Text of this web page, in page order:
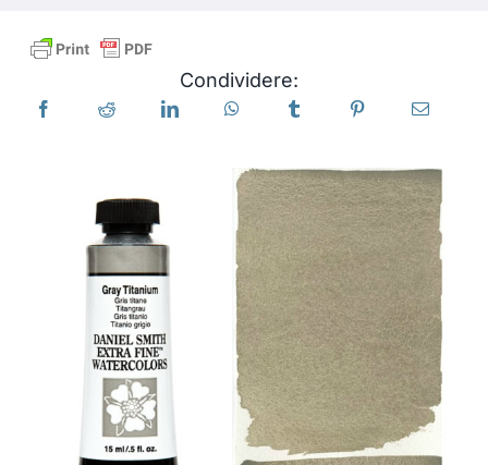
Libri
Trova un rivenditore
Contattaci
Condividere: